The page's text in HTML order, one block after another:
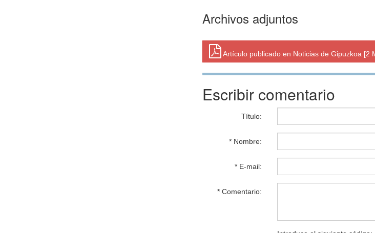
Archivos adjuntos
Artículo publicado en Noticias de Gipuzkoa [2
Escribir comentario
Título:
* Nombre:
* E-mail:
* Comentario: